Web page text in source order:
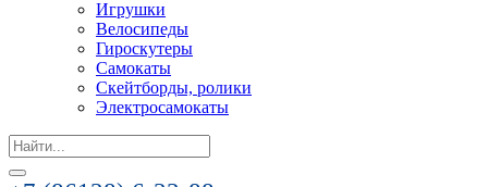
Игрушки
Велосипеды
Гироскутеры
Самокаты
Скейтборды, ролики
Электросамокаты
Search
for: